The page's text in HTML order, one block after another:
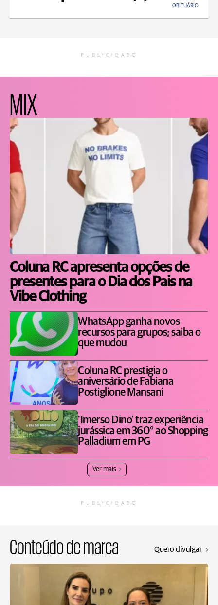
OBITUÁRIO
PUBLICIDADE
MIX
Coluna RC apresenta opções de
presentes para o Dia dos Pais na
Vibe Clothing
WhatsApp ganha novos
recursos para grupos; saiba o
que mudou
Coluna RC prestigia o
aniversário de Fabiana
Postiglione Mansani
'Imerso Dino' traz experiência
jurássica em 360° ao Shopping
Palladium em PG
Ver mais
PUBLICIDADE
Conteúdo de marca Quero divulgar